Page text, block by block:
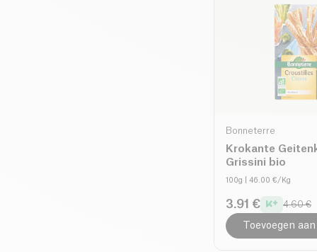
Bonneterre
Krokante
Grissini bio
100g | 46.00 €/Kg
3.91 € 4.60 €
Toevoegen